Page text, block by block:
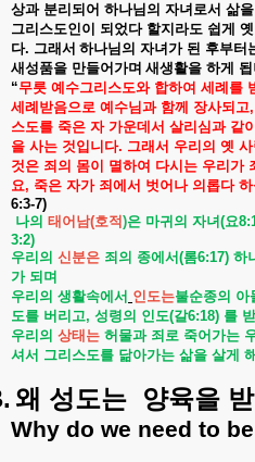
상과 분리되어 하나님의 자녀로서 삶을
그리스도인이
되었다 할지라도 쉽게 옛
다. 그래서 하나님의 자녀가 된 후부터
새성품을 만들어가며 새생활을 하게
“무릇 예수그리스도와 합하여 세례를
세례받음으로 예수님과 함께 장사되고,
스도를 죽은 자 가운데서 살리심과 같이
을 사는 것입니다. 그래서 우리의 옛 사
것은 죄의 몸이 멸하여 다시는 우리가
요, 죽은 자가 죄에서 벗어나 의롭다
6:3-7)
나의 태어남(호적 )은 마귀의 자녀 (요
3:2)
우리의 신분은 죄의 종에서 (롬6:17) 하
가 되며
우리의 생활속에서 인도는불순종의 아
도를 버리고, 성령의 인도(갈6:18) 를
우리의 상태는 허물과 죄로 죽어가는
셔서 그리스도를 닮아가는 삶을 살게 해
왜 성도는 양육을
Why do we need to